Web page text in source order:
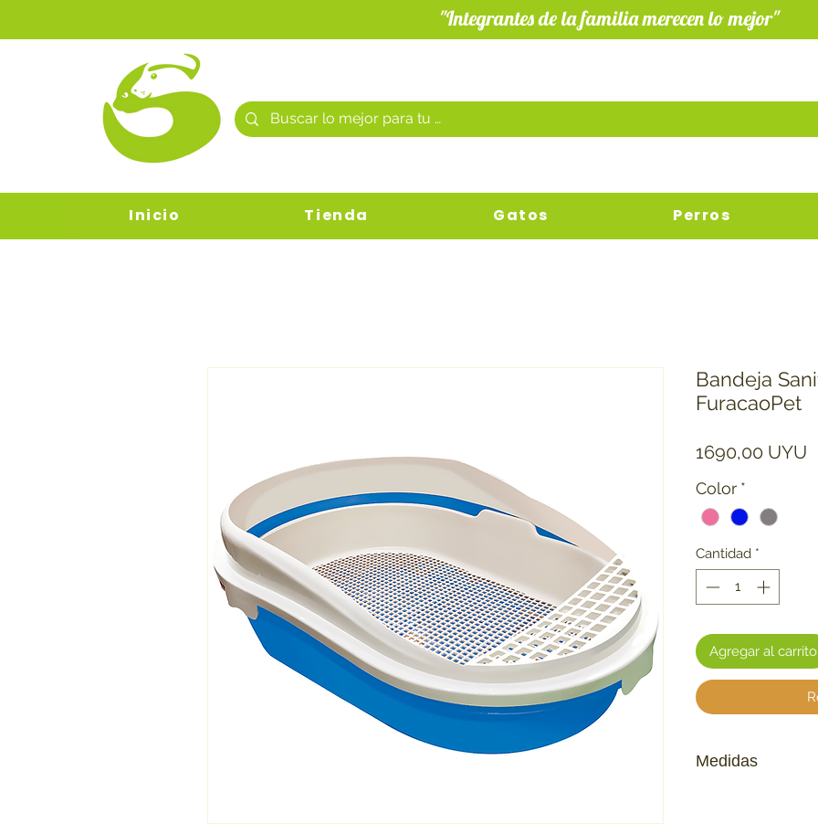
"Integrantes de la familia merecen lo mejor"
Inicio Tienda Gatos Perros
Bandeja
FuracaoPet
1690,00 UYU
Color *
Cantidad *
Agregar al carrito
Medidas